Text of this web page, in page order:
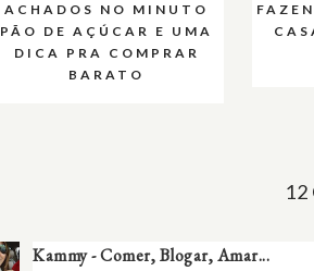
ACHADOS NO MINUTO
PÃO DE AÇÚCAR E UMA
DICA PRA COMPRAR
BARATO
12
Kammy - Comer, Blogar, Amar...